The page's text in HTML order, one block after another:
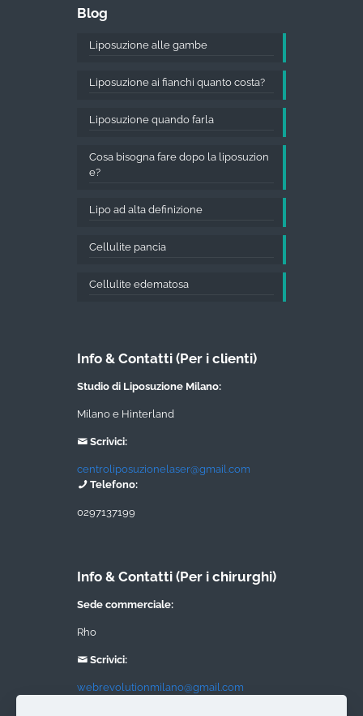
Blog
Liposuzione alle gambe
Liposuzione ai fianchi quanto costa?
Liposuzione quando farla
Cosa bisogna fare dopo la liposuzion
e?
Lipo ad alta definizione
Cellulite pancia
Cellulite edematosa
Info & Contatti (Per i clienti)
Studio di Liposuzione Milano:
Milano e Hinterland
Scrivici:
centroliposuzionelaser@gmail.com
Telefono:
0297137199
Info & Contatti (Per i chirurghi)
Sede commerciale:
Rho
Scrivici:
webrevolutionmilano@gmail.com